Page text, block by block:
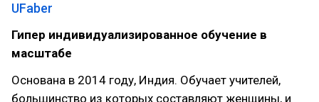
UFaber
Гипер индивидуализированное обучение в
масштабе
Основана в 2014 году, Индия. Обучает учителей,
большинство из которых составляют женщины, и